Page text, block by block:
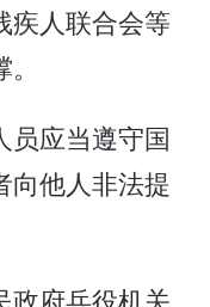
疾人联合会等
员应当遵守国
向他人非法提
政府兵役机关